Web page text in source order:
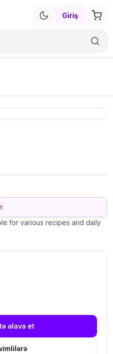
Giriş
for various recipes and daily
əlavə et